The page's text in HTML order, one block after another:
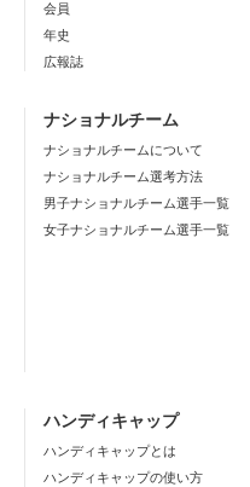
会員
年史
広報誌
ナショナルチーム
ナショナルチームについて
ナショナルチーム選考方法
男子ナショナルチーム選手一覧
女子ナショナルチーム選手一覧
ハンディキャップ
ハンディキャップとは
ハンディキャップの使い方